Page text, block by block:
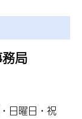
局
日曜日・祝